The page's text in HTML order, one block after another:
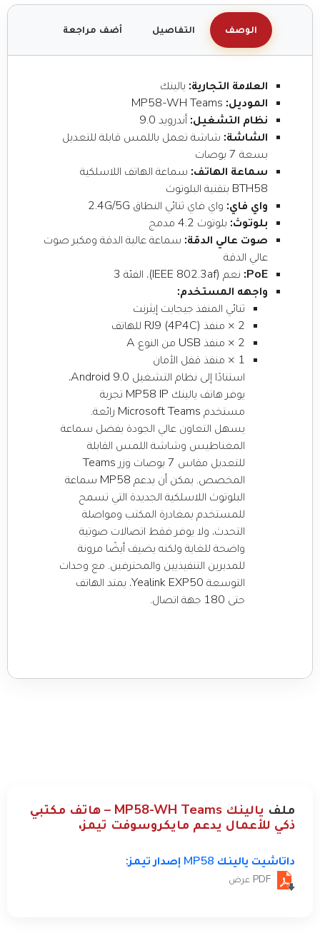
الوصف التفاصيل أضف مراجعة
العلامة التجارية: يالينك
الموديل:
نظام التشغيل: أندرويد 9.0
الشاشة: شاشة تعمل باللمس قابلة للتعديل
بسعة 7 بوصات
سماعة الهاتف: سماعة الهاتف اللاسلكية
BTH58 بتقنية البلوتوث
واي فاي: واي فاي ثنائي النطاق 2.4G/5G
بلوتوث: بلوتوث 4.2 مدمج
صوت عالي الدقة: سماعة عالية الدقة ومكبر صوت
عالي الدقة
PoE: نعم (IEEE 802.3af)، الفئة 3
واجهه المستخدم:
ثنائي المنفذ جيجابت إيثرنت
2 × منفذ RJ9 (4P4C) للهاتف
2 × منفذ USB من النوع A
1 × منفذ قفل الأمان
استنادًا إلى نظام التشغيل Android 9.0،
يوفر هاتف يالينك MP58 IP تجربة
مستخدم Microsoft Teams رائعة.
يسهل التعاون عالي الجودة بفضل سماعة
المغناطيس وشاشة اللمس القابلة
للتعديل مقاس 7 بوصات وزر Teams
المخصص. يمكن أن يدعم MP58 سماعة
البلوتوث اللاسلكية الجديدة التي تسمح
للمستخدم بمغادرة المكتب ومواصلة
التحدث، ولا يوفر فقط اتصالات صوتية
واضحة للغاية ولكنه يضيف أيضًا مرونة
للمديرين التنفيذيين والمحترفين. مع وحدات
التوسعة Yealink EXP50، يمتد الهاتف
حتى 180 جهة اتصال.
ملف
يالينك MP58-WH Teams – هاتف مكتبي
ذكي للأعمال يدعم مايكروسوفت تيمز،
داتاشيت يالينك MP58 إصدار تيمز: